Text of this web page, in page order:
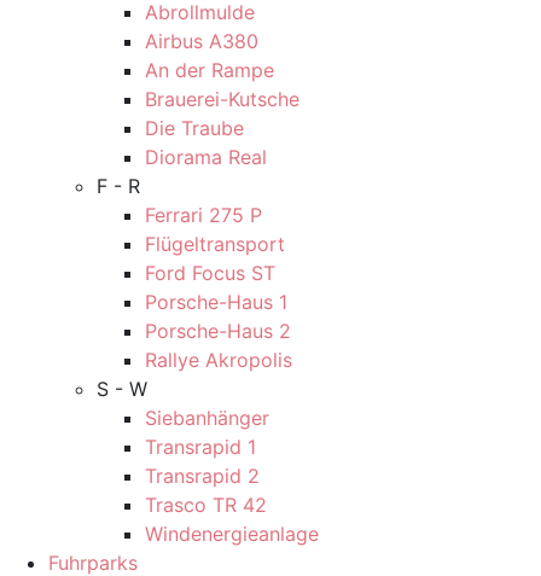
Abrollmulde
Airbus A380
An der Rampe
Brauerei-Kutsche
Die Traube
Diorama Real
F - R
Ferrari 275 P
Flügeltransport
Ford Focus ST
Porsche-Haus 1
Porsche-Haus 2
Rallye Akropolis
S - W
Siebanhänger
Transrapid 1
Transrapid 2
Trasco TR 42
Windenergieanlage
Fuhrparks